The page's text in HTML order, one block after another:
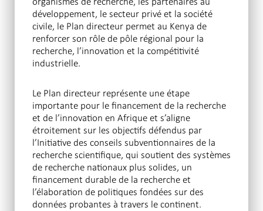
développement, le secteur privé et la société
civile, le Plan directeur permet au Kenya de
renforcer son rôle de pôle régional pour la
recherche, l’innovation et la compétitivité
industrielle.
Le Plan directeur représente une étape
importante pour le financement de la recherche
et de l’innovation en Afrique et s’aligne
étroitement sur les objectifs défendus par
l’Initiative des conseils subventionnaires de la
recherche scientifique, qui soutient des systèmes
de recherche nationaux plus solides, un
financement durable de la recherche et
l’élaboration de politiques fondées sur des
données probantes à travers le continent.